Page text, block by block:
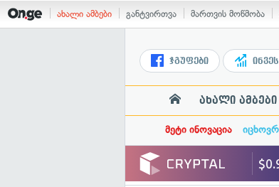
ახალი ამბები განტვირთვა მართვის მოწმობა
ჯგუფები
ახალი ამბები
მეტი ინოვაცია